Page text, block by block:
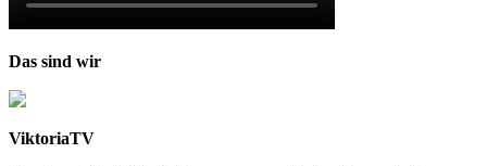
Das sind wir
ViktoriaTV